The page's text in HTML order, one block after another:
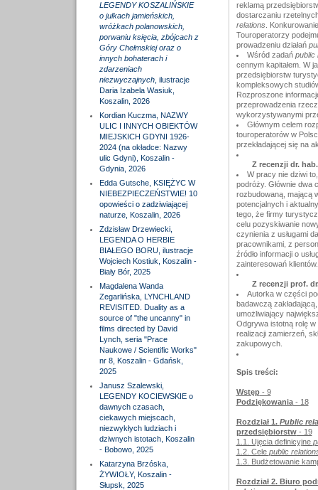
LEGENDY KOSZALIŃSKIE
o julkach jamieńskich,
wróżkach polanowskich,
porwaniu księcia, zbójcach z
Góry Chełmskiej oraz o
innych bohaterach i
zdarzeniach
niezwyczajnych, ilustracje
Daria Izabela Wasiuk,
Koszalin, 2026
Kordian Kuczma, NAZWY
ULIC I INNYCH OBIEKTÓW
MIEJSKICH GDYNI 1926-
2024 (na okładce: Nazwy
ulic Gdyni), Koszalin -
Gdynia, 2026
Edda Gutsche, KSIĘŻYC W
NIEBEZPIECZEŃSTWIE! 10
opowieści o zadziwiającej
naturze, Koszalin, 2026
Zdzisław Drzewiecki,
LEGENDA O HERBIE
BIAŁEGO BORU, ilustracje
Wojciech Kostiuk, Koszalin -
Biały Bór, 2025
Magdalena Wanda
Zegarlińska, LYNCHLAND
REVISITED. Duality as a
source of "the uncanny" in
films directed by David
Lynch, seria "Prace
Naukowe / Scientific Works"
nr 8, Koszalin - Gdańsk,
2025
Janusz Szalewski,
LEGENDY KOCIEWSKIE o
dawnych czasach,
ciekawych miejscach,
niezwykłych ludziach i
dziwnych istotach, Koszalin
- Bobowo, 2025
Katarzyna Brzóska,
ŻYWIOŁY, Koszalin -
Słupsk, 2025
reklamą
dostarczaniu
relations .
Touroperatorzy
prowadzeniu działań
Wśród zadań public
cennym kapitałem. W
przedsiębiorstw
kompleksowych
Rozproszone
przeprowadzenia
wykorzystywanymi
Głównym celem
touroperatorów w
przekładającej się na
Z recenzji dr.
W pracy nie dziwi
podróży. Głównie dwa
rozbudowaną, mającą
potencjalnych i
tego, że firmy
celu pozyskiwanie
czynienia z usługami
pracownikami, z
źródło informacji o
zainteresowań klientów.
Z recenzji prof.
Autorka w części
badawczą
umożliwiający
Odgrywa istotną rolę
realizacji zamierzeń,
zakupowych.
Spis treści:
Wstęp- 9
Podziękowania- 18
Rozdział 1. Public
przedsiębiorstw- 19
1.1. Ujęcia definicyjne
1.2. Cele public
1.3. Budżetowanie
Rozdział 2. Biuro